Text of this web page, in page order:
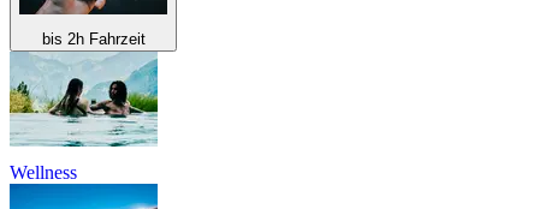
bis 2h Fahrzeit
Wellness